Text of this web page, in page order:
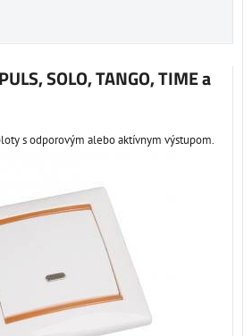
SOLO, TANGO, TIME a
s odporovým alebo aktívnym výstupom.